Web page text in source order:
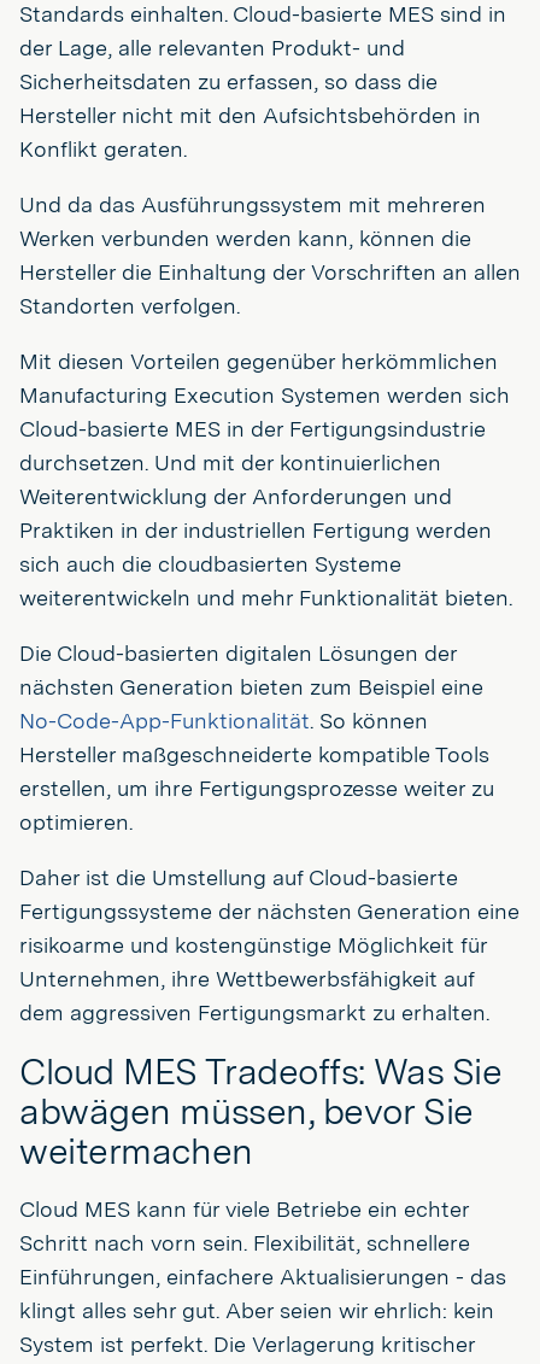
Standards einhalten. Cloud-basierte MES sind in
der Lage, alle relevanten Produkt- und
Sicherheitsdaten zu erfassen, so dass die
Hersteller nicht mit den Aufsichtsbehörden in
Konflikt geraten.
Und da das Ausführungssystem mit mehreren
Werken verbunden werden kann, können die
Hersteller die Einhaltung der Vorschriften an allen
Standorten verfolgen.
Mit diesen Vorteilen gegenüber herkömmlichen
Manufacturing Execution Systemen werden sich
Cloud-basierte MES in der Fertigungsindustrie
durchsetzen. Und mit der kontinuierlichen
Weiterentwicklung der Anforderungen und
Praktiken in der industriellen Fertigung werden
sich auch die cloudbasierten Systeme
weiterentwickeln und mehr Funktionalität bieten.
Die Cloud-basierten digitalen Lösungen der
nächsten Generation bieten zum Beispiel eine
No-Code-App-Funktionalität. So können
Hersteller maßgeschneiderte kompatible Tools
erstellen, um ihre Fertigungsprozesse weiter zu
optimieren.
Daher ist die Umstellung auf Cloud-basierte
Fertigungssysteme der nächsten Generation eine
risikoarme und kostengünstige Möglichkeit für
Unternehmen, ihre Wettbewerbsfähigkeit auf
dem aggressiven Fertigungsmarkt zu erhalten.
Cloud MES Tradeoffs: Was Sie
abwägen müssen, bevor Sie
weitermachen
Cloud MES kann für viele Betriebe ein echter
Schritt nach vorn sein. Flexibilität, schnellere
Einführungen, einfachere Aktualisierungen - das
klingt alles sehr gut. Aber seien wir ehrlich: kein
System ist perfekt. Die Verlagerung kritischer